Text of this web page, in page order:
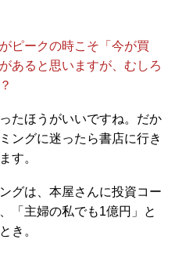
ピークの時こそ「今が買
あると思いますが、むしろ
たほうがいいですね。だか
ングに迷ったら書店に行き
す。
グは、本屋さんに投資コー
「主婦の私でも1億円」と
き。